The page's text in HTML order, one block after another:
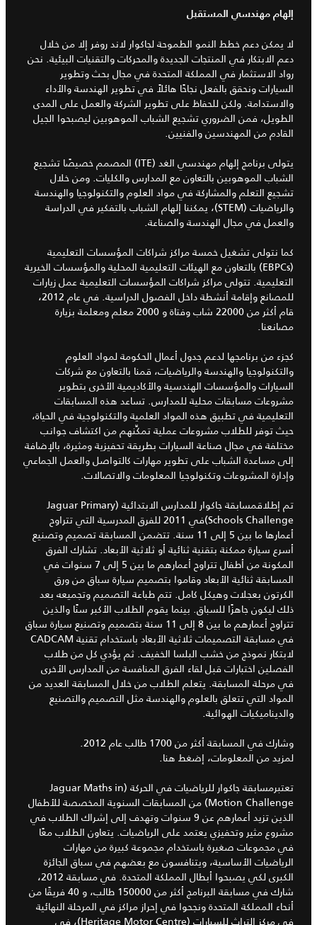
إلهام مهندسي المستقبل
لا يمكن دعم خطط النمو الطموحة لجاكوار لاند روفر إلا من خلال
دعم الابتكار في المنتجات الجديدة والمحركات والتقنيات البيئية. نحن
رواد الاستثمار في المملكة المتحدة في مجال بحث وتطوير
السيارات ونحقق بالفعل نجاحًا هائلاً في تطوير الهندسة والأداء
والاستدامة. ولكن للحفاظ على تطوير الشركة والعمل على المدى
الطويل، فمن الضروري تشجيع الشباب الموهوبين ليصبحوا الجيل
القادم من المهندسين والفنيين.
يتولى برنامج إلهام مهندسي الغد (ITE) المصمم خصيصًا تشجيع
الشباب الموهوبين بالتعاون مع المدارس والكليات. ومن خلال
تشجيع التعلم والمشاركة في مواد العلوم والتكنولوجيا والهندسة
والرياضيات (STEM)، يمكننا إلهام الشباب بالتفكير في الدراسة
والعمل في مجال الهندسة والصناعة.
كما نتولى تشغيل خمسة مراكز شراكات المؤسسات التعليمية
(EBPCs) بالتعاون مع الهيئات التعليمية المحلية والمؤسسات الخيرية
التعليمية. تتولى مراكز شراكات المؤسسات التعليمية عمل زيارات
للمصانع وإقامة أنشطة داخل الفصول الدراسية. في عام 2012،
قام أكثر من 22000 شاب وفتاة و 2000 معلم ومعلمة بزيارة
مصانعنا.
كجزء من برنامجها لدعم جدول أعمال الحكومة لمواد العلوم
والتكنولوجيا والهندسة والرياضيات، قمنا بالتعاون مع شركات
السيارات والمؤسسات الهندسية والأكاديمية الأخرى بتطوير
مشروعات مسابقات محلية للمدارس. تساعد هذه المسابقات
التعليمية في تطبيق هذه المواد العلمية والتكنولوجية في الحياة،
حيث توفر للطلاب مشروعات عملية تمكِّنهم من اكتشاف جوانب
مختلفة في مجال صناعة السيارات بطريقة تحفيزية ومثيرة، بالإضافة
إلى مساعدة الشباب على تطوير مهارات كالتواصل والعمل الجماعي
وإدارة المشروعات وتكنولوجيا المعلومات والاتصالات.
تم إطلاقمسابقة جاكوار للمدارس الابتدائية (Jaguar Primary
Schools Challenge)في 2011 للفرق المدرسية التي تتراوح
أعمارها ما بين 5 إلى 11 سنة. تتضمن المسابقة تصميم وتصنيع
أسرع سيارة ممكنة بتقنية ثنائية أو ثلاثية الأبعاد. تشارك الفرق
المكونة من أطفال تتراوح أعمارهم ما بين 5 إلى 7 سنوات في
المسابقة ثنائية الأبعاد وقاموا بتصميم سيارة سباق من ورق
الكرتون بعجلات وهيكل كامل. تتم طباعة التصميم وتجميعه بعد
ذلك ليكون جاهزًا للسباق. بينما يقوم الطلاب الأكبر سنًا والذين
تتراوح أعمارهم ما بين 8 إلى 11 سنة بتصميم وتصنيع سيارة سباق
في مسابقة التصميمات ثلاثية الأبعاد باستخدام تقنية CADCAM
لابتكار نموذج من خشب البلسا الخفيف. ثم يؤدي كل من طلاب
الفصلين اختبارات قبل لقاء الفرق المنافسة من المدارس الأخرى
في مرحلة المسابقة. يتعلم الطلاب من خلال المسابقة العديد من
المواد التي تتعلق بالعلوم والهندسة مثل التصميم والتصنيع
والديناميكيات الهوائية.
وشارك في المسابقة أكثر من 1700 طالب عام 2012.
لمزيد من المعلومات، إضغط هنا.
تعتبرمسابقة جاكوار للرياضيات في الحركة (Jaguar Maths in
Motion Challenge) من المسابقات السنوية المخصصة للأطفال
الذين تزيد أعمارهم عن 9 سنوات وتهدف إلى إشراك الطلاب في
مشروع مثير وتحفيزي يعتمد على الرياضيات. يتعاون الطلاب معًا
في مجموعات صغيرة باستخدام مجموعة كبيرة من مهارات
الرياضيات الأساسية، ويتنافسون مع بعضهم في سباق الجائزة
الكبرى لكي يصبحوا أبطال المملكة المتحدة. في مسابقة 2012،
شارك في مسابقة البرنامج أكثر من 150000 طالب، و 40 فريقًا من
أنحاء المملكة المتحدة ونجحوا في إحراز مراكز في المرحلة النهائية
في مركز التراث للسيارات (Heritage Motor Centre)، في